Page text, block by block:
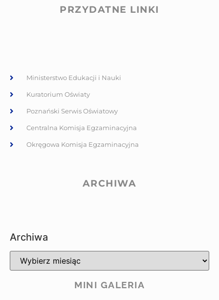
PRZYDATNE LINKI
Ministerstwo Edukacji i Nauki
Kuratorium Oświaty
Poznański Serwis Oświatowy
Centralna Komisja Egzaminacyjna
Okręgowa Komisja Egzaminacyjna
ARCHIWA
Archiwa
MINI GALERIA